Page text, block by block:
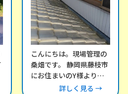
こんにちは。現場管理の
桑畑です。 静岡県藤枝市
にお住まいのY様より、
雨漏りについてお問い合
詳しく見る →